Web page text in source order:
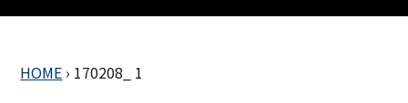
HOME › 170208_ 1